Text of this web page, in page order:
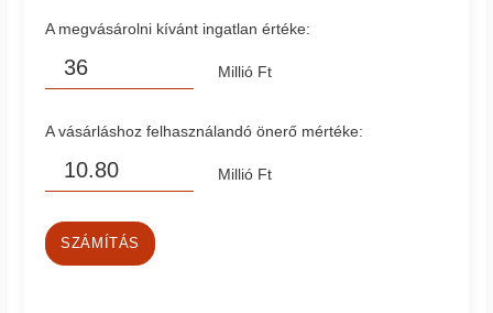
A megvásárolni kívánt ingatlan értéke:
Millió Ft
A vásárláshoz felhasználandó önerő mértéke:
Millió Ft
SZÁMÍTÁS